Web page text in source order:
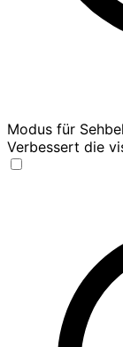
Modus für
Verbessert die